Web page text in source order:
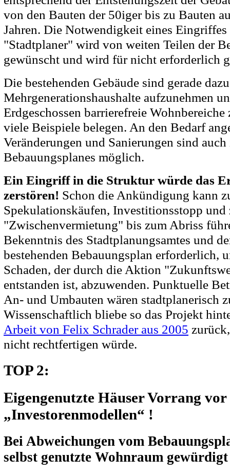
von den Bauten der 50iger bis zu Bauten
Jahren. Die Notwendigkeit eines
"Stadtplaner" wird von weiten Teilen der
gewünscht und wird für nicht erforderlich
Die bestehenden Gebäude sind gerade
Mehrgenerationshaushalte aufzunehmen
Erdgeschossen barrierefreie Wohnbereiche
viele Beispiele belegen. An den Bedarf
Veränderungen und Sanierungen sind
Bebauungsplanes möglich.
Ein Eingriff in die Struktur würde das
zerstören! Schon die Ankündigung kann
Spekulationskäufen, Investitionsstopp und
"Zwischenvermietung" bis zum Abriss
Bekenntnis des Stadtplanungsamtes und
bestehenden Bebauungsplan erforderlich,
Schaden, der durch die Aktion
entstanden ist, abzuwenden. Punktuelle
An- und Umbauten wären stadtplanerisch
Wissenschaftlich bliebe so das Projekt
Arbeit von Felix Schrader aus 2005
nicht rechtfertigen würde.
TOP 2:
Eigengenutzte Häuser Vorrang vor
„Investorenmodellen“ !
Bei Abweichungen vom
selbst genutzte Wohnraum